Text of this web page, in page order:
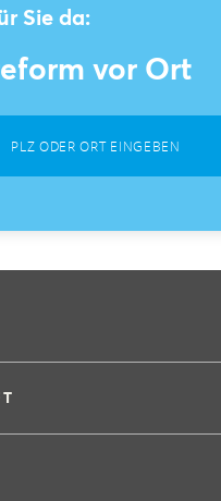
Sie da:
vor Ort
PLZ ODER ORT EINGEBEN